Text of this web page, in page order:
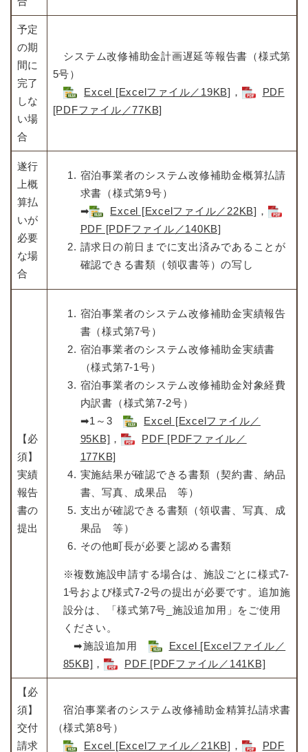
予定
の期
間に
完了
しな
い場
合
システム改修補助金計画遅延等報告書（様式第
5号）
Excel [Excelファイル／19KB] ，
PDF
[PDFファイル／77KB]
遂行
上概
算払
いが
必要
な場
合
宿泊事業者のシステム改修補助金概算払請
求書（様式第9号）
➡
Excel [Excelファイル／22KB] ，
PDF [PDFファイル／140KB]
請求日の前日までに支出済みであることが
確認できる書類（領収書等）の写し
【必
須】
実績
報告
書の
提出
宿泊事業者のシステム改修補助金実績報告
書（様式第7号）
宿泊事業者のシステム改修補助金実績書
（様式第7-1号）
宿泊事業者のシステム改修補助金対象経費
内訳書（様式第7-2号）
➡1～3
Excel [Excelファイル／
95KB] ，
PDF [PDFファイル／
177KB]
実施結果が確認できる書類（契約書、納品
書、写真、成果品 等）
支出が確認できる書類（領収書、写真、成
果品 等）
その他町長が必要と認める書類
※複数施設申請する場合は、施設ごとに様式7-
1号および様式7-2号の提出が必要です。追加施
設分は、「様式第7号_施設追加用」をご使用
ください。
➡施設追加用
Excel [Excelファイル／
85KB] ， PDF [PDFファイル／141KB]
【必
須】
交付
請求
宿泊事業者のシステム改修補助金精算払請求書
（様式第8号）
Excel [Excelファイル／21KB] ，
PDF